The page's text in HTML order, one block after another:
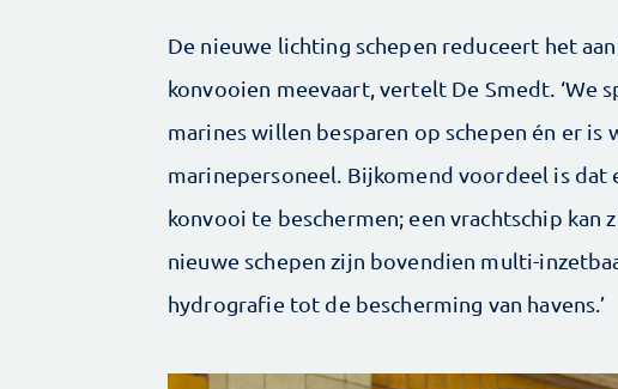
De nieuwe lichting schepen reduceert het
konvooien meevaart, vertelt De Smedt. ‘We
marines willen besparen op schepen én er is
marinepersoneel. Bijkomend voordeel is
konvooi te beschermen; een vrachtschip kan
nieuwe schepen zijn bovendien multi-
hydrografie tot de bescherming van havens.’